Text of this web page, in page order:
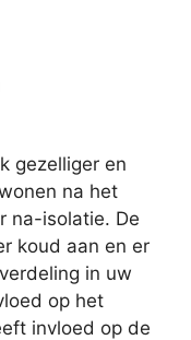
gezelliger en
na het
na-isolatie. De
koud aan en er
in uw
op het
invloed op de